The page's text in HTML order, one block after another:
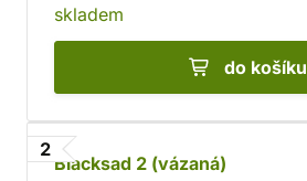
skladem
do košíku
2
Blacksad 2 (vázaná)